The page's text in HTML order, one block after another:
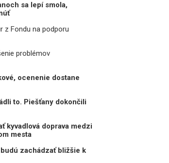
sa lepí smola,
z Fondu na podporu
problémov
ocenenie dostane
to. Piešťany dokončili
kyvadlová doprava medzi
mesta
zachádzať bližšie k